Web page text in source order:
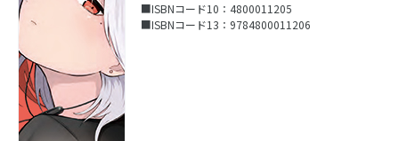
■ISBNコード10：4800011205
■ISBNコード13：9784800011206